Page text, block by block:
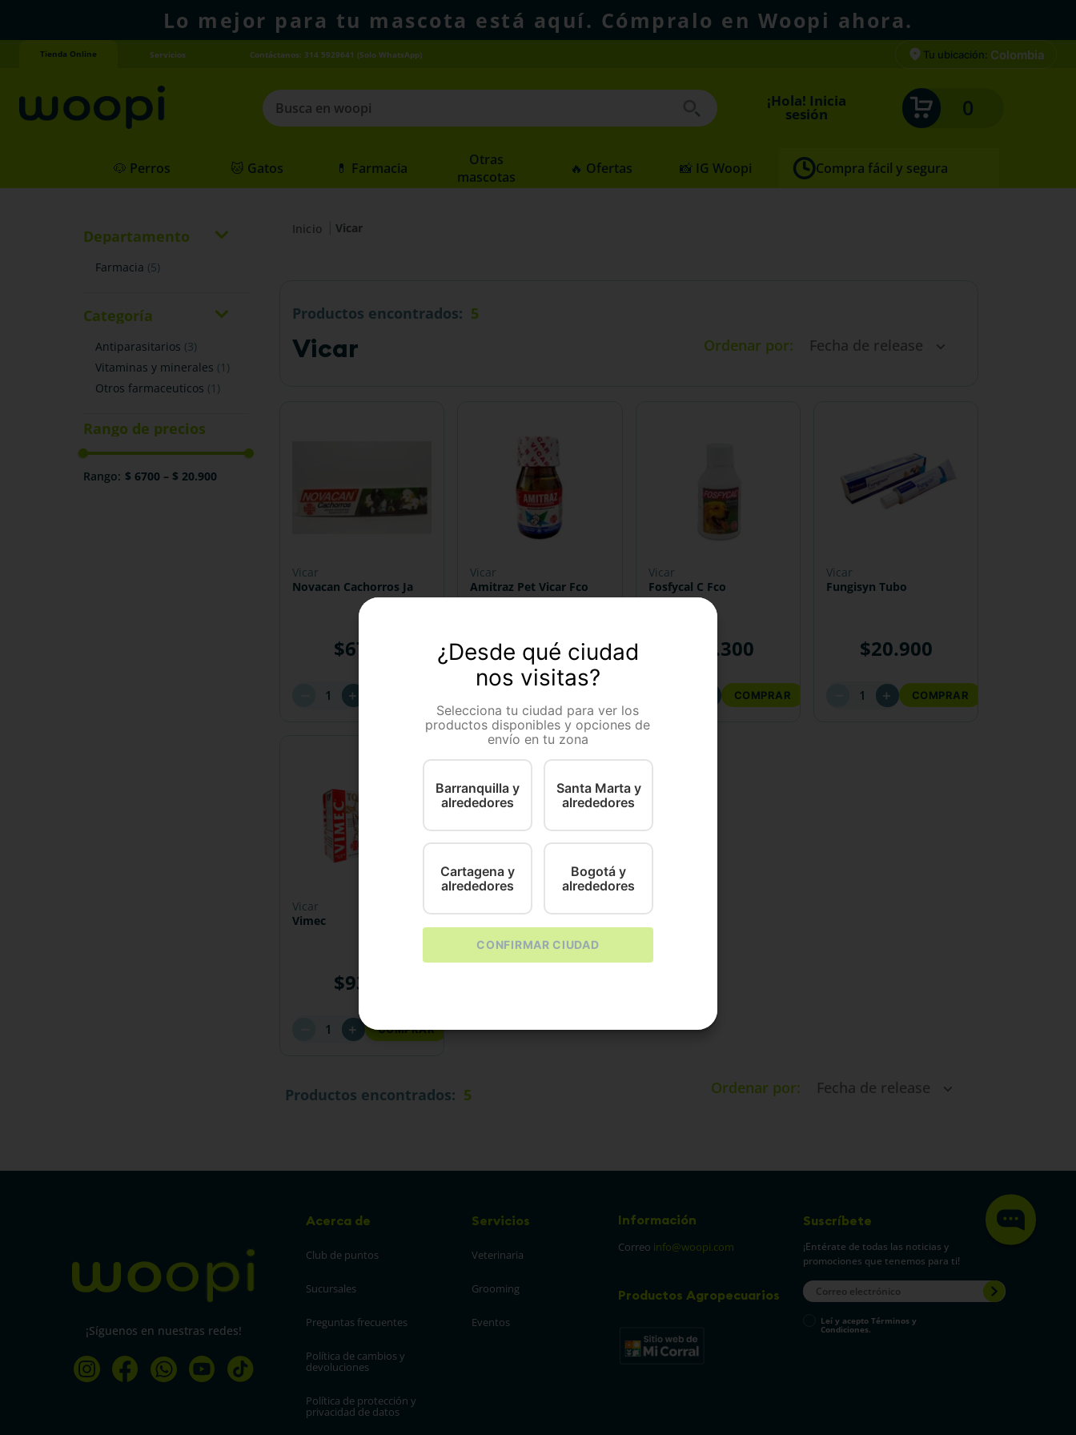
Lo mejor para tu mascota está aquí. Cómpralo en Woopi ahora.
Tienda Online Servicios Contáctanos: 314 5929641 (Solo WhatsApp) Tu ubicación: Colombia
Busca en woopi
1
agility gold
nexgard
¡Hola! Inicia
sesión 0
🐶 Perros 🐱 Gatos 💊 Farmacia
Otras
mascotas
🔥 Ofertas 📸 IG Woopi Compra fácil y segura
Departamento
farmacia (5)
Categoría
antiparasitarios (3)
vitaminas y minerales (1 )
otros farmaceuticos (1 )
$ 6700 – $ 20.900
Vicar
5
Productos
Vicar Ordenar por Fecha de release
vicar
Novacan Cachorros Ja
$6700
＋
vicar
Amitraz Pet Vicar Fco
$19.800
vicar
Fosfycal C Fco
.300
COMPRAR
vicar
Fungisyn Tubo
$20.900
＋ COMPRAR
vicar
Vimec
$9300
＋ COMPRAR
5
Productos Ordenar por Fecha de release
¡Síguenos en nuestras redes!
Acerca de
Club de puntos
Sucursales
Preguntas frecuentes
Política de cambios y
devoluciones
Política de protección y
privacidad de datos
Servicios
Veterinaria
Grooming
Eventos
Información
Correo info@woopi.com
Productos Agropecuarios
Suscríbete
¡Entérate de todas las noticias y
promociones que tenemos para ti!
Leí y acepto Términos y
Condiciones.
¿Desde qué ciudad
nos visitas?
Selecciona tu ciudad para ver los
productos disponibles y opciones de
envío en tu zona
Barranquilla y
alrededores
Santa Marta y
alrededores
Cartagena y
alrededores
Bogotá y
alrededores
CONFIRMAR CIUDAD